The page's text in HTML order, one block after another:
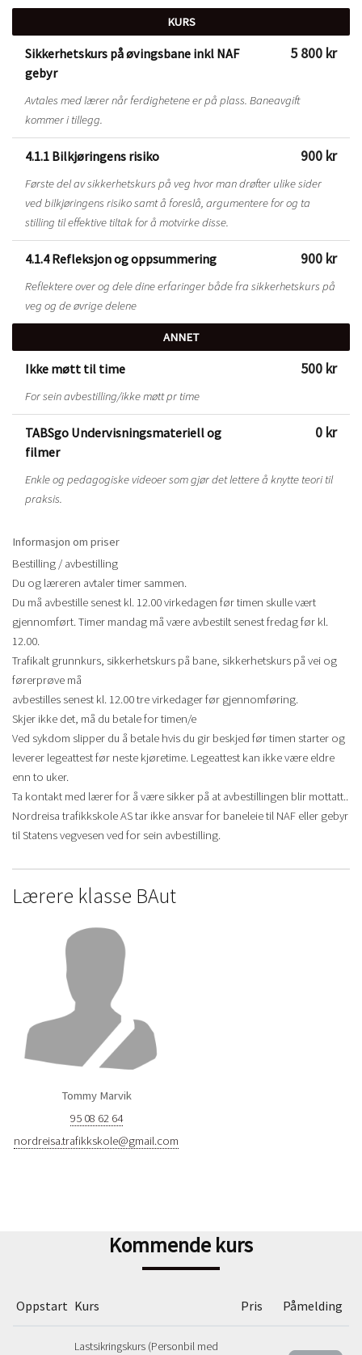
KURS
Sikkerhetskurs på øvingsbane inkl NAF
gebyr
Avtales med lærer når ferdighetene er på plass. Baneavgift
kommer i tillegg.
5 800 kr
4.1.1 Bilkjøringens risiko
Første del av sikkerhetskurs på veg hvor man drøfter ulike sider
ved bilkjøringens risiko samt å foreslå, argumentere for og ta
stilling til effektive tiltak for å motvirke disse.
900 kr
4.1.4 Refleksjon og oppsummering
Reflektere over og dele dine erfaringer både fra sikkerhetskurs på
veg og de øvrige delene
900 kr
ANNET
Ikke møtt til time
For sein avbestilling/ikke møtt pr time
500 kr
TABSgo Undervisningsmateriell og
filmer
Enkle og pedagogiske videoer som gjør det lettere å knytte teori til
praksis.
0 kr
Informasjon om priser
Bestilling / avbestilling
Du og læreren avtaler timer sammen.
Du må avbestille senest kl. 12.00 virkedagen før timen skulle vært
gjennomført. Timer mandag må være avbestilt senest fredag før kl.
12.00.
Trafikalt grunnkurs, sikkerhetskurs på bane, sikkerhetskurs på vei og
førerprøve må
avbestilles senest kl. 12.00 tre virkedager før gjennomføring.
Skjer ikke det, må du betale for timen/e
Ved sykdom slipper du å betale hvis du gir beskjed før timen starter og
leverer legeattest før neste kjøretime. Legeattest kan ikke være eldre
enn to uker.
Ta kontakt med lærer for å være sikker på at avbestillingen blir mottatt..
Nordreisa trafikkskole AS tar ikke ansvar for baneleie til NAF eller gebyr
til Statens vegvesen ved for sein avbestilling.
Lærere klasse BAut
Tommy Marvik
95 08 62 64
nordreisa.trafikkskole@gmail.com
Kommende kurs
Oppstart Kurs Pris Påmelding
Lastsikringskurs (Personbil med